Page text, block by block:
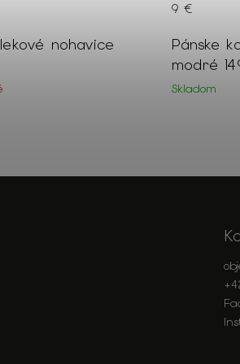
nohavice
Pánske
modré
Skladom
9 €